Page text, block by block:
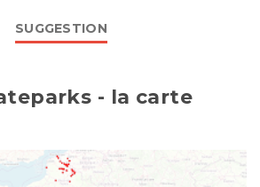
SUGGESTION
- la carte